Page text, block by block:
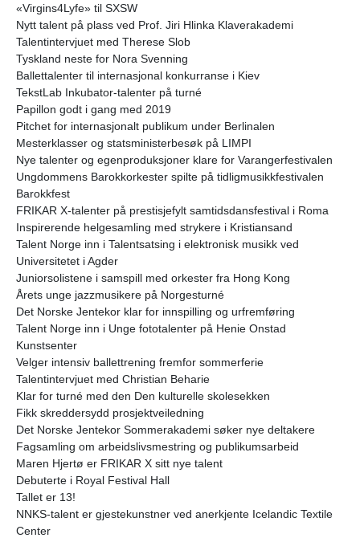
«Virgins4Lyfe» til SXSW
Nytt talent på plass ved Prof. Jiri Hlinka Klaverakademi
Talentintervjuet med Therese Slob
Tyskland neste for Nora Svenning
Ballettalenter til internasjonal konkurranse i Kiev
TekstLab Inkubator-talenter på turné
Papillon godt i gang med 2019
Pitchet for internasjonalt publikum under Berlinalen
Mesterklasser og statsministerbesøk på LIMPI
Nye talenter og egenproduksjoner klare for Varangerfestivalen
Ungdommens Barokkorkester spilte på tidligmusikkfestivalen
Barokkfest
FRIKAR X-talenter på prestisjefylt samtidsdansfestival i Roma
Inspirerende helgesamling med strykere i Kristiansand
Talent Norge inn i Talentsatsing i elektronisk musikk ved
Universitetet i Agder
Juniorsolistene i samspill med orkester fra Hong Kong
Årets unge jazzmusikere på Norgesturné
Det Norske Jentekor klar for innspilling og urfremføring
Talent Norge inn i Unge fototalenter på Henie Onstad
Kunstsenter
Velger intensiv ballettrening fremfor sommerferie
Talentintervjuet med Christian Beharie
Klar for turné med den Den kulturelle skolesekken
Fikk skreddersydd prosjektveiledning
Det Norske Jentekor Sommerakademi søker nye deltakere
Fagsamling om arbeidslivsmestring og publikumsarbeid
Maren Hjertø er FRIKAR X sitt nye talent
Debuterte i Royal Festival Hall
Tallet er 13!
NNKS-talent er gjestekunstner ved anerkjente Icelandic Textile
Center